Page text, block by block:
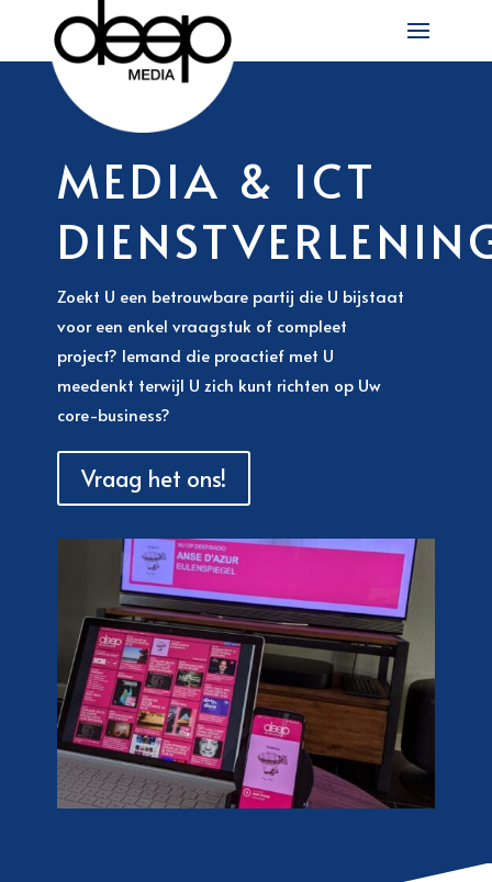
MEDIA & ICT
Zoekt U een betrouwbare partij die U bijstaat
voor een enkel vraagstuk of compleet
project? Iemand die proactief met U
meedenkt terwijl U zich kunt richten op Uw
core-business?
Vraag het ons!